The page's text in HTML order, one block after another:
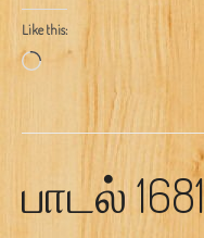
Like this:
Loading…
பாடல் 1681